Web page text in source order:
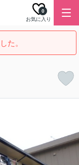
お気に入り
0
た。